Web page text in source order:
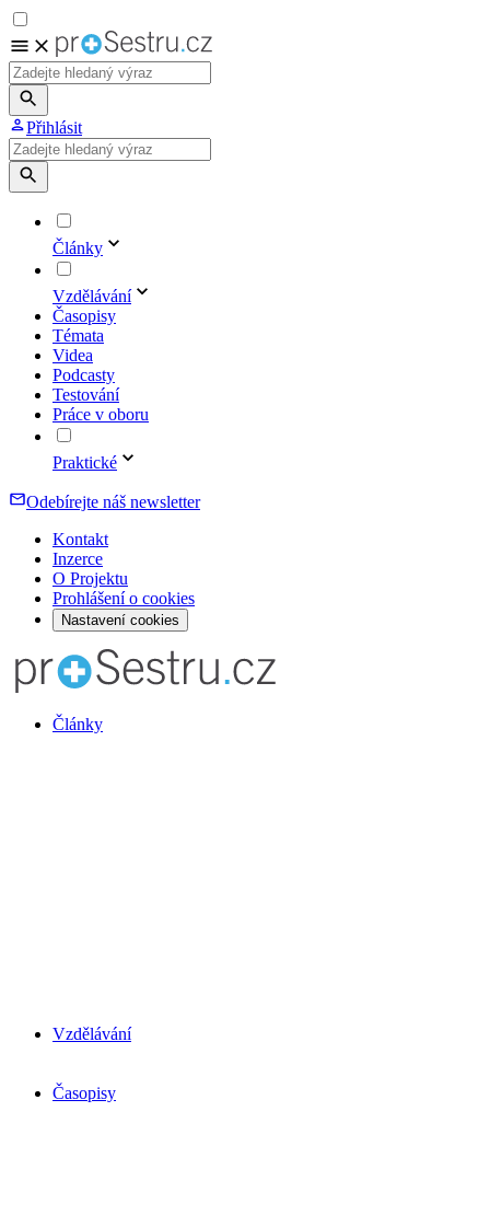
Přihlásit
Články
Vzdělávání
Časopisy
Témata
Videa
Podcasty
Testování
Práce v oboru
Praktické
Odebírejte náš newsletter
Kontakt
Inzerce
O Projektu
Prohlášení o cookies
Nastavení cookies
Články
Vzdělávání
Časopisy